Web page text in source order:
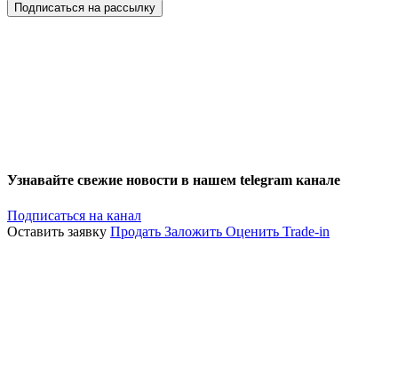
Подписаться на рассылку
Узнавайте свежие новости в нашем telegram канале
Подписаться на канал
Оставить заявку Продать Заложить Оценить Trade-in